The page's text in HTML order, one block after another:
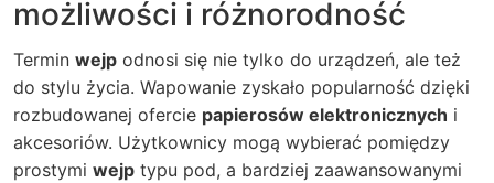
możliwości i różnorodność
Termin wejp odnosi się nie tylko do urządzeń, ale też
do stylu życia. Wapowanie zyskało popularność dzięki
rozbudowanej ofercie papierosów elektronicznych i
akcesoriów. Użytkownicy mogą wybierać pomiędzy
prostymi wejp typu pod, a bardziej zaawansowanymi